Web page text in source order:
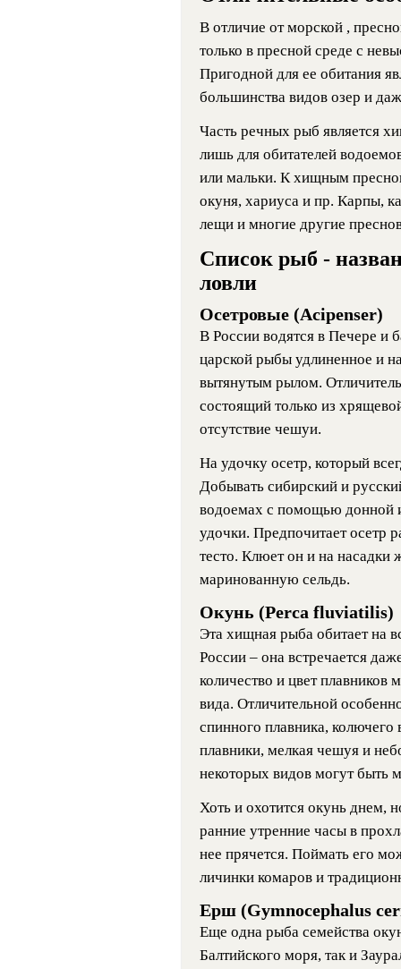
В отличие от морской ,
только в пресной среде с
Пригодной для ее обитания
большинства видов озер и
Часть речных рыб является
лишь для обитателей
или мальки. К хищным
окуня, хариуса и пр. Карпы,
лещи и многие другие
Список рыб -
ловли
Осетровые (Acipenser)
В России водятся в Печере и
царской рыбы удлиненное и
вытянутым рылом.
состоящий только из
отсутствие чешуи.
На удочку осетр, который
Добывать сибирский и
водоемах с помощью донной
удочки. Предпочитает осетр
тесто. Клюет он и на насадки
маринованную сельдь.
Окунь (Perca fluviatilis)
Эта хищная рыба обитает на
России – она встречается
количество и цвет плавников
вида. Отличительной
спинного плавника,
плавники, мелкая чешуя и
некоторых видов могут быть
Хоть и охотится окунь днем,
ранние утренние часы в
нее прячется. Поймать его
личинки комаров и
Ерш (Gymnocephalus
Еще одна рыба семейства
Балтийского моря, так и